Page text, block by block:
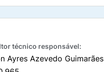
isoladamente ou em
forma isolada ou em
de 10 anos, e como
técnico responsável:
Ayres Azevedo Guimarães